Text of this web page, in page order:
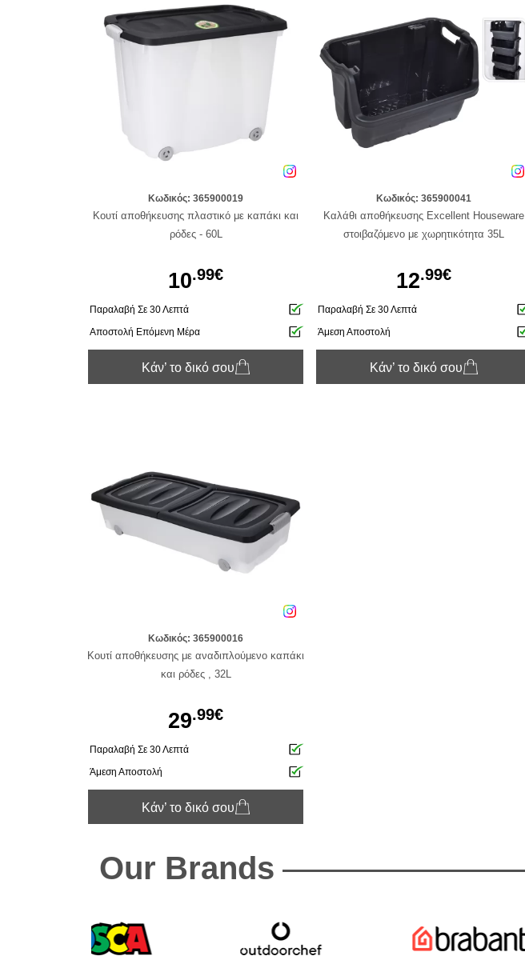
Κωδικός: 365900019
Κουτί αποθήκευσης πλαστικό με καπάκι και
ρόδες - 60L
10.99€
Παραλαβή Σε 30 Λεπτά
Αποστολή Επόμενη Μέρα
Κάν’ το δικό σου
Κωδικός: 365900041
Καλάθι αποθήκευσης Excellent Houseware
στοιβαζόμενο με χωρητικότητα 35L
12.99€
Παραλαβή Σε 30 Λεπτά
Άμεση Αποστολή
Κάν’ το δικό σου
Κωδικός: 365900016
Κουτί αποθήκευσης με αναδιπλούμενο καπάκι
και ρόδες , 32L
29.99€
Παραλαβή Σε 30 Λεπτά
Άμεση Αποστολή
Κάν’ το δικό σου
Our Brands